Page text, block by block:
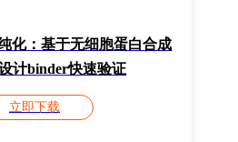
化：基于无细胞蛋白合成
计binder快速验证
立即下载